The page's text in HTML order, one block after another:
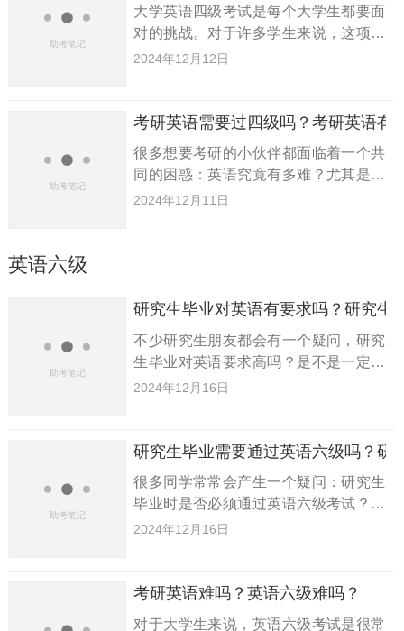
大学英语四级考试是每个大学生都要面
对的挑战。对于许多学生来说，这项考
试常常成为他们学习生活中的一大难
生可能已经远离了英语，甚至忘记了
2024年12月12日
考研英语需要过四级吗？考研英语有
很多想要考研的小伙伴都面临着一个共
同的困惑：英语究竟有多难？尤其是英
语这一科目常常是大家的薄弱项。那
2024年12月11日
英语六级
研究生毕业对英语有要求吗？研究生
不少研究生朋友都会有一个疑问，研究
生毕业对英语要求高吗？是不是一定要
通过六级考试呢？今天小编就来给大家
毕业对英语水平并没有硬性要求，
2024年12月16日
研究生毕业需要通过英语六级吗？研
很多同学常常会产生一个疑问：研究生
毕业时是否必须通过英语六级考试？对
于研究生的英语水平，是否有明确的要
必须通过英语六级吗：通常情况下
2024年12月16日
考研英语难吗？英语六级难吗？
对于大学生来说，英语六级考试是很常